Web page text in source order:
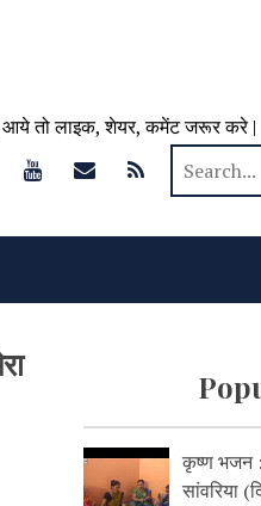
आये तो लाइक, शेयर, कमेंट जरूर करे |
कृष्ण भजन
सांवरिया